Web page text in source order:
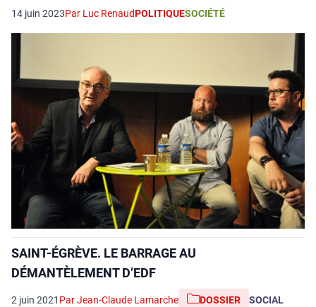
14 juin 2023Par Luc RenaudPOLITIQUESOCIÉTÉ
SAINT-ÉGRÈVE. LE BARRAGE AU
DÉMANTÈLEMENT D’EDF
2 juin 2021 Par Jean-Claude Lamarche DOSSIER SOCIAL